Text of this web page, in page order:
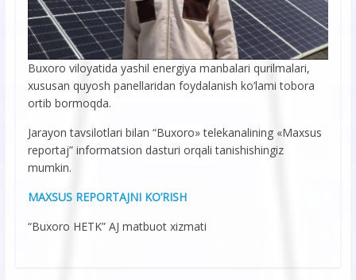
Buxoro viloyatida yashil energiya manbalari qurilmalari,
xususan quyosh panellaridan foydalanish ko’lami tobora
ortib bormoqda.
Jarayon tavsilotlari bilan “Buxoro» telekanalining «Maxsus
reportaj” informatsion dasturi orqali tanishishingiz
mumkin.
MAXSUS REPORTAJNI KO’RISH
“Buxoro HETK” AJ matbuot xizmati